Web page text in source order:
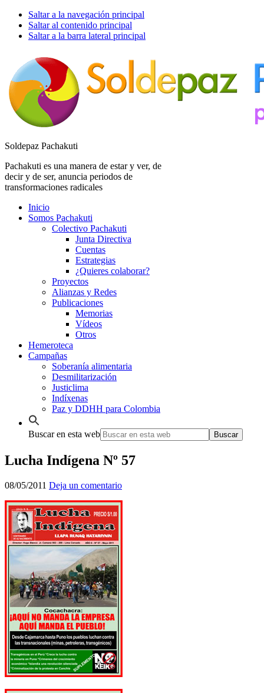
Saltar a la navegación principal
Saltar al contenido principal
Saltar a la barra lateral principal
Soldepaz Pachakuti
Pachakuti es una manera de estar y ver, de
decir y de ser, anuncia periodos de
transformaciones radicales
Inicio
Somos Pachakuti
Colectivo Pachakuti
Junta Directiva
Cuentas
Estrategias
¿Quieres colaborar?
Proyectos
Alianzas y Redes
Publicaciones
Memorias
Vídeos
Otros
Hemeroteca
Campañas
Soberanía alimentaria
Desmilitarización
Justiclima
Indíxenas
Paz y DDHH para Colombia
Buscar en esta web
Lucha Indígena Nº 57
08/05/2011 Deja un comentario